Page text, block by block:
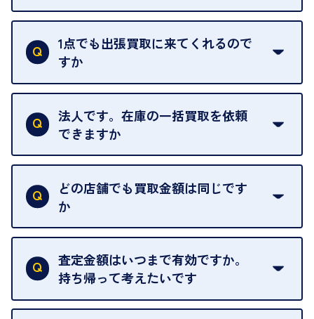
ご訪問可能時間は、10時から19時です。
ただし、お品物の種類や量によっては対応させてい
ただくことがあります。
1点でも出張買取に来てくれるので
すか
はい。1点でもお伺いします。
法人です。在庫の一括買取を依頼
できますか
はい。喜んで承ります。出張買取をご利用くださ
い。
ご指定の場所にお伺いします。
どの店舗でも買取金額は同じです
か
はい。全店舗一律です。
ただし、中古市場は日々変動するため、査定した日
によって査定額が変わることはございます。
査定金額はいつまで有効ですか。
持ち帰って考えたいです
査定額は当日限り有効です。